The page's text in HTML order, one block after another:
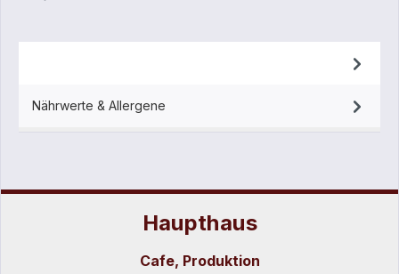
Nährwerte & Allergene
Haupthaus
Cafe, Produktion